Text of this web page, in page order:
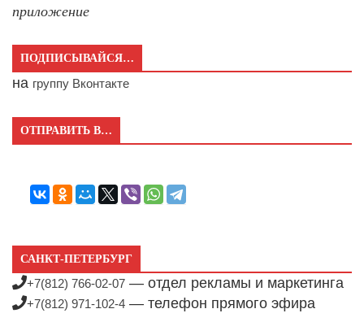
приложение
ПОДПИСЫВАЙСЯ…
на группу Вконтакте
ОТПРАВИТЬ В…
САНКТ-ПЕТЕРБУРГ
+7(812) 766-02-07 — отдел рекламы и маркетинга
+7(812) 971-102-4 — телефон прямого эфира